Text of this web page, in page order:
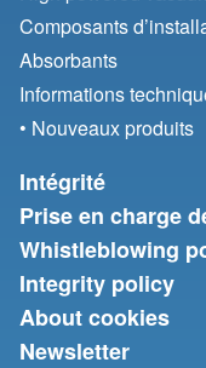
Composants
Absorbants
Informations
• Nouveaux produits
Intégrité
Prise en charge
Whistleblowing
Integrity policy
About cookies
Newsletter